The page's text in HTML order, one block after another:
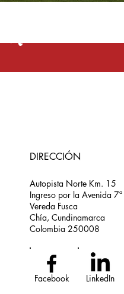
la
DIRECCIÓN
Autopista Norte Km. 15
Ingreso por la Avenida 7ª
Vereda Fusca
Chía, Cundinamarca
Colombia 250008
Facebook LinkedIn